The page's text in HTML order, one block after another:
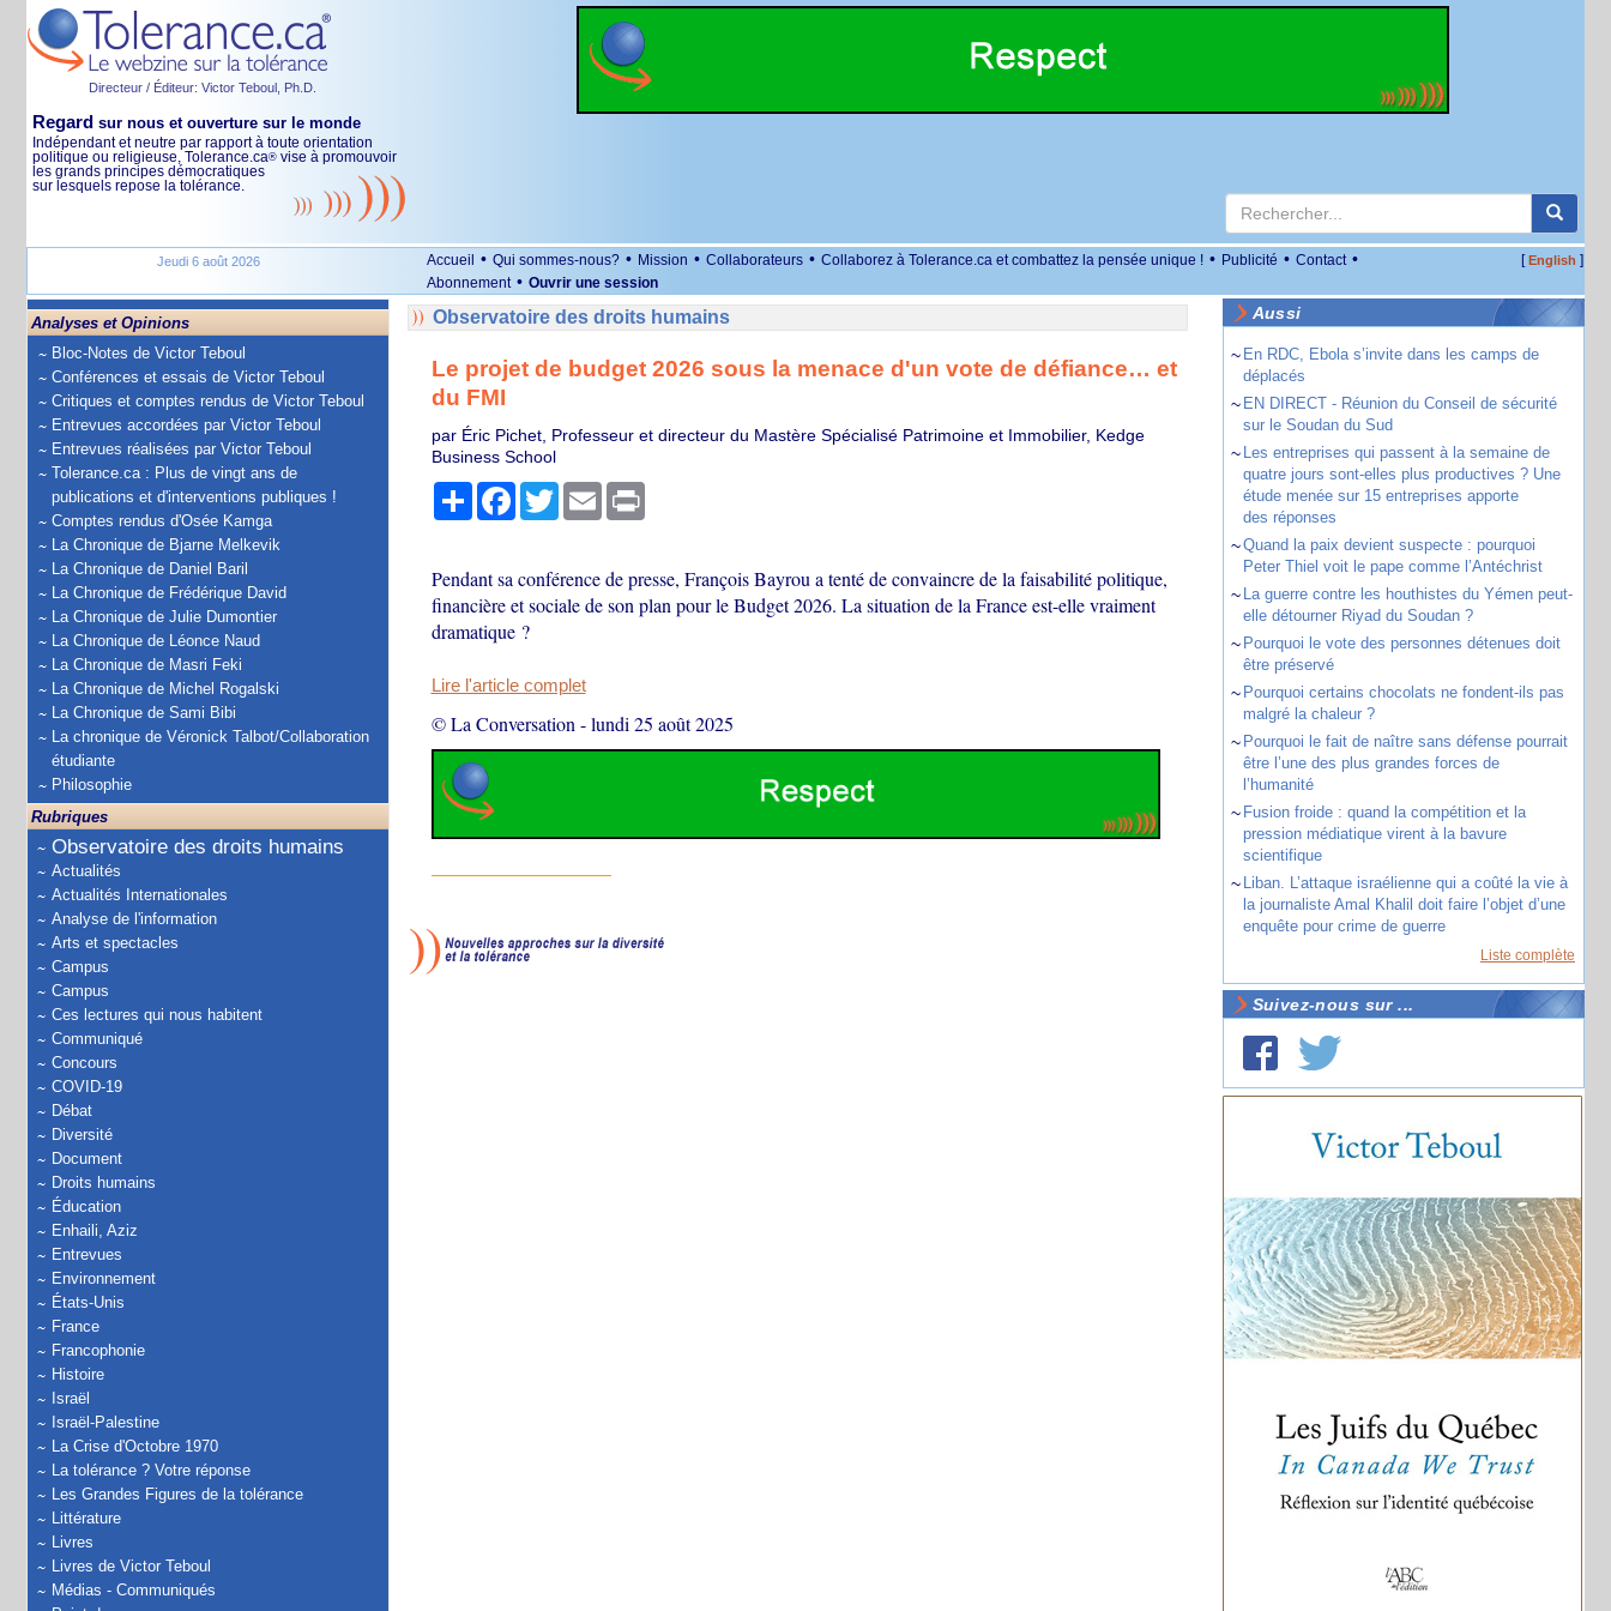
Directeur / Éditeur: Victor Teboul, Ph.D.
Regard sur nous et ouverture sur le monde
Indépendant et neutre par rapport à toute orientation
politique ou religieuse, Tolerance.ca® vise à promouvoir
les grands principes démocratiques
sur lesquels repose la tolérance.
Jeudi 6 août 2026 Accueil • Qui sommes-nous? • Mission • Collaborateurs • Collaborez à Tolerance.ca et combattez la pensée unique ! • Publicité • Contact •
Abonnement • Ouvrir une session
[English ]
Analyses et Opinions
Bloc-Notes de Victor Teboul
Conférences et essais de Victor Teboul
Critiques et comptes rendus de Victor Teboul
Entrevues accordées par Victor Teboul
Entrevues réalisées par Victor Teboul
Tolerance.ca : Plus de vingt ans de
publications et d'interventions publiques !
Comptes rendus d'Osée Kamga
La Chronique de Bjarne Melkevik
La Chronique de Daniel Baril
La Chronique de Frédérique David
La Chronique de Julie Dumontier
La Chronique de Léonce Naud
La Chronique de Masri Feki
La Chronique de Michel Rogalski
La Chronique de Sami Bibi
La chronique de Véronick Talbot/Collaboration
étudiante
Philosophie
Rubriques
Observatoire des droits humains
Actualités
Actualités Internationales
Analyse de l'information
Arts et spectacles
Campus
Campus
Ces lectures qui nous habitent
Communiqué
Concours
COVID-19
Débat
Diversité
Document
Droits humains
Éducation
Enhaili, Aziz
Entrevues
Environnement
États-Unis
France
Francophonie
Histoire
Israël
Israël-Palestine
La Crise d'Octobre 1970
La tolérance ? Votre réponse
Les Grandes Figures de la tolérance
Littérature
Livres
Livres de Victor Teboul
Médias - Communiqués
Observatoire des droits humains
Le projet de budget 2026 sous la menace d'un vote de défiance… et
du FMI
par Éric Pichet, Professeur et directeur du Mastère Spécialisé Patrimoine et Immobilier, Kedge
Business School
PartagerFacebook
TwitterEmail Print
Pendant sa conférence de presse, François Bayrou a tenté de convaincre de la faisabilité politique,
financière et sociale de son plan pour le Budget 2026. La situation de la France est-elle vraiment
dramatique ?
Lire l'article complet
© La Conversation -lundi 25 août 2025
Aussi
~ En RDC, Ebola s’invite dans les camps de
déplacés
~ EN DIRECT - Réunion du Conseil de sécurité
sur le Soudan du Sud
~ Les entreprises qui passent à la semaine de
quatre jours sont-elles plus productives ? Une
étude menée sur 15 entreprises apporte
des réponses
~Quand la paix devient suspecte : pourquoi
Peter Thiel voit le pape comme l’Antéchrist
~ La guerre contre les houthistes du Yémen peut-
elle détourner Riyad du Soudan ?
~ Pourquoi le vote des personnes détenues doit
être préservé
~ Pourquoi certains chocolats ne fondent-ils pas
malgré la chaleur ?
~ Pourquoi le fait de naître sans défense pourrait
être l’une des plus grandes forces de
l’humanité
~ Fusion froide : quand la compétition et la
pression médiatique virent à la bavure
scientifique
~ Liban. L’attaque israélienne qui a coûté la vie à
la journaliste Amal Khalil doit faire l’objet d’une
enquête pour crime de guerre
Liste complète
Suivez-nous sur ...